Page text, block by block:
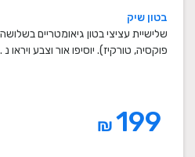
מיוחדים, עציצים
מתנות לחגים
בטון שיק
שלישיית עציצי בטון גיאומטריים
פוקסיה, טורקיז). יוסיפו אור וצבע ויראו נ
₪